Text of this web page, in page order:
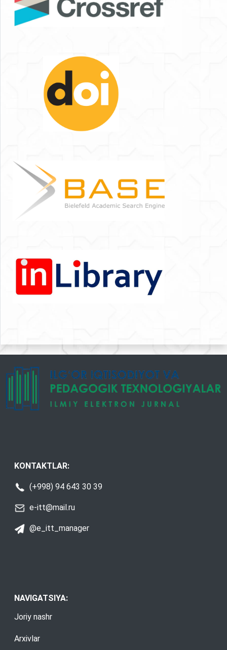
KONTAKTLAR:
(+998) 94 643 30 39
e-itt@mail.ru
@e_itt_manager
NAVIGATSIYA:
Joriy nashr
Arxivlar